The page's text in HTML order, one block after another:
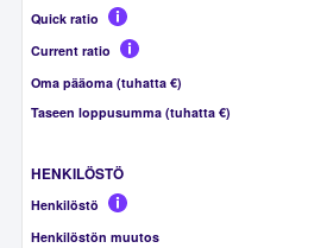
Quick ratio
Current ratio
Oma pääoma (tuhatta €)
Taseen loppusumma (tuhatta €)
HENKILÖSTÖ
Henkilöstö
Henkilöstön muutos